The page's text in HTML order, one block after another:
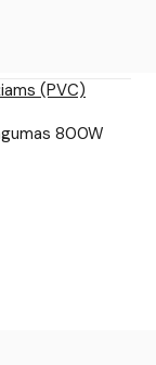
(PVC)
800W